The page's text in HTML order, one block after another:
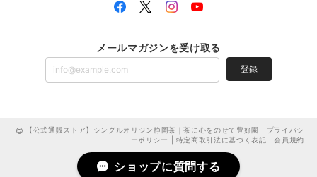
メールマガジンを受け取る
登録
【公式通販ストア】シングルオリジン静岡茶｜茶に心をのせて豊好園 |
プライバシ
ーポリシー
特定商取引法に基づく表記 |会員規約
ショップに質問する